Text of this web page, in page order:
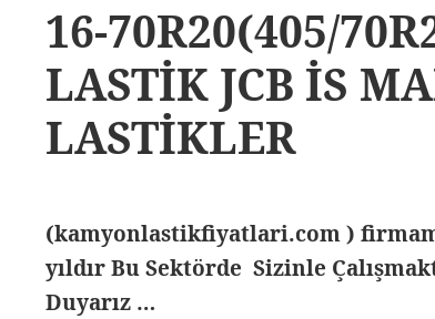
16-70R20(405/
LASTİK JCB İS
LASTİKLER
(kamyonlastikfiyatlari.com )
yıldır Bu Sektörde Sizinle
Duyarız …